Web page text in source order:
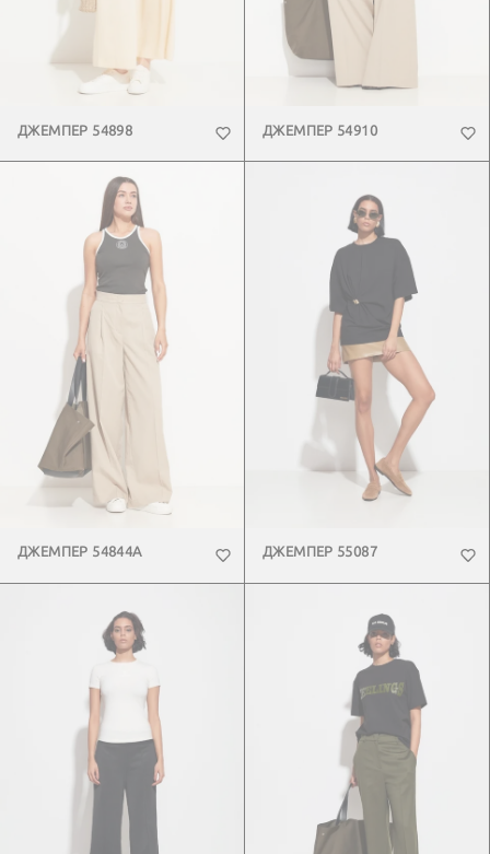
ДЖЕМПЕР 54898 ДЖЕМПЕР 54910
ДЖЕМПЕР 54844А ДЖЕМПЕР 55087